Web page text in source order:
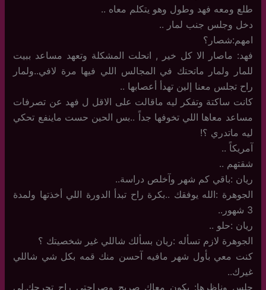
طلع ومعه فهد وطول وهو يتكلم معاه ..
دخل وجلس جنب لمار ..
امهم:شصار؟
فهد: ماصار الا كل خير , انحلت المشكلة وتعهد مساعد ببيت
للمار ولمار ماتحتك في المجالس اللي فيها مرة لافي..ولمار
راح تجلس معنا إلين تهدأ أعصابها ..
كانت ساكتة وتفكر ليه ماقالت على الاقل ل فهد عن تصرفات
مساعد معاها اللي تخوفها جداً ..بس الحين حست ماينفع تحكي
ليه ماتدري ؟!
آمريكاً ..
شقتهم ..
ريان :باقي كم شهر وآخلص دراسة..
الجوهرة :الله يوفقك ..بكرة راح تبدأ الدورة اللي أخذتها ولمدة
3 شهور..
ريان :حلو ..
الجوهرة لازم تسأله :ريان بسألك شاللي غير شخصيتك ؟
كنت معي بأول شهر مافيه آحسن منك قمه بكل شي شاللي
غيرك..
جلس وناظرها: بكون معاك صريح وصراحتي راح تجرحك,لي